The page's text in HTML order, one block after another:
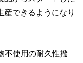
できるようになり
不使用の耐久性撥